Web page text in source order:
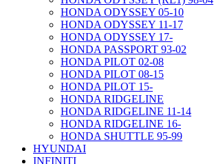
HONDA ODYSSEY 05-10
HONDA ODYSSEY 11-17
HONDA ODYSSEY 17-
HONDA PASSPORT 93-02
HONDA PILOT 02-08
HONDA PILOT 08-15
HONDA PILOT 15-
HONDA RIDGELINE
HONDA RIDGELINE 11-14
HONDA RIDGELINE 16-
HONDA SHUTTLE 95-99
HYUNDAI
INFINITI